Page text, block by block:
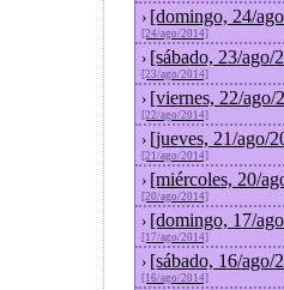
› [domingo, 24/
[24/ago/2014]
› [sábado, 23/ago/
[23/ago/2014]
› [viernes, 22/ago/
[22/ago/2014]
› [jueves, 21/ago/
[21/ago/2014]
› [miércoles, 20/
[20/ago/2014]
› [domingo, 17/
[17/ago/2014]
› [sábado, 16/ago/
[16/ago/2014]